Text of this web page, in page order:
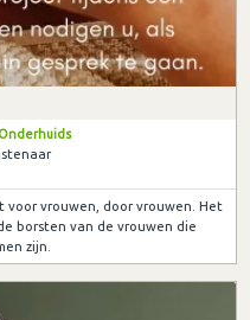
voor vrouwen, door vrouwen. Het
borsten van de vrouwen die
zijn.